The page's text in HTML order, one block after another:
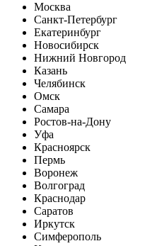
Москва
Санкт-Петербург
Екатеринбург
Новосибирск
Нижний Новгород
Казань
Челябинск
Омск
Самара
Ростов-на-Дону
Уфа
Красноярск
Пермь
Воронеж
Волгоград
Краснодар
Саратов
Иркутск
Симферополь